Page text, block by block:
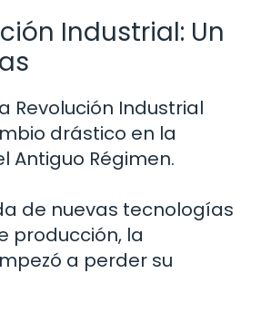
Industrial: Un
Revolución Industrial
drástico en la
Antiguo Régimen.
de nuevas tecnologías
producción, la
a perder su